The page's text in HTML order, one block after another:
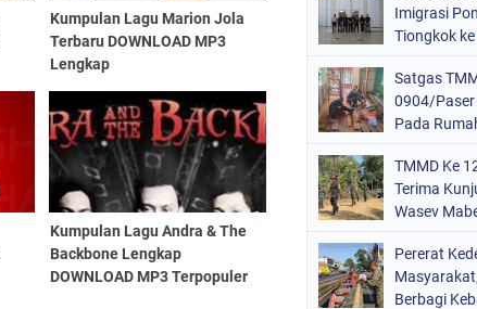
Kumpulan Lagu Marion Jola
Terbaru DOWNLOAD MP3
Lengkap
Kumpulan Lagu Andra & The
Backbone Lengkap
DOWNLOAD MP3 Terpopuler
Imigrasi
Tiongkok ke
Satgas
0904/
Pada
TMMD Ke
Terima
Wasev
Pererat
Berbagi